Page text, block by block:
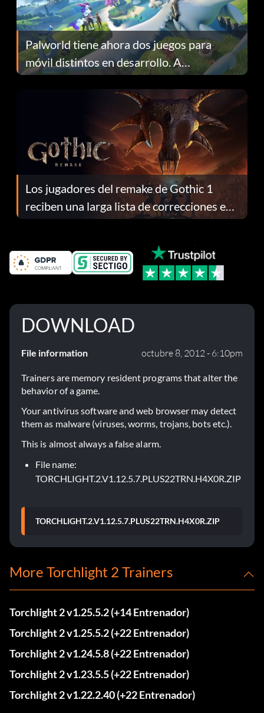
Palworld tiene ahora dos juegos para
móvil distintos en desarrollo. A
continuación te explicamos por qué.
Los jugadores del remake de Gothic 1
reciben una larga lista de correcciones en
el parche 1.0.4
DOWNLOAD
File information octubre 8, 2012 - 6:10pm
Trainers are memory resident programs that alter the
behavior of a game.
Your antivirus software and web browser may detect
them as malware (viruses, worms, trojans, bots etc.).
This is almost always a false alarm.
File name:
TORCHLIGHT.2.V1.12.5.7.PLUS22TRN.H4X0R.ZIP
TORCHLIGHT.2.V1.12.5.7.PLUS22TRN.H4X0R.ZIP
More Torchlight 2 Trainers
Torchlight 2 v1.25.5.2 (+14 Entrenador)
Torchlight 2 v1.25.5.2 (+22 Entrenador)
Torchlight 2 v1.24.5.8 (+22 Entrenador)
Torchlight 2 v1.23.5.5 (+22 Entrenador)
Torchlight 2 v1.22.2.40 (+22 Entrenador)